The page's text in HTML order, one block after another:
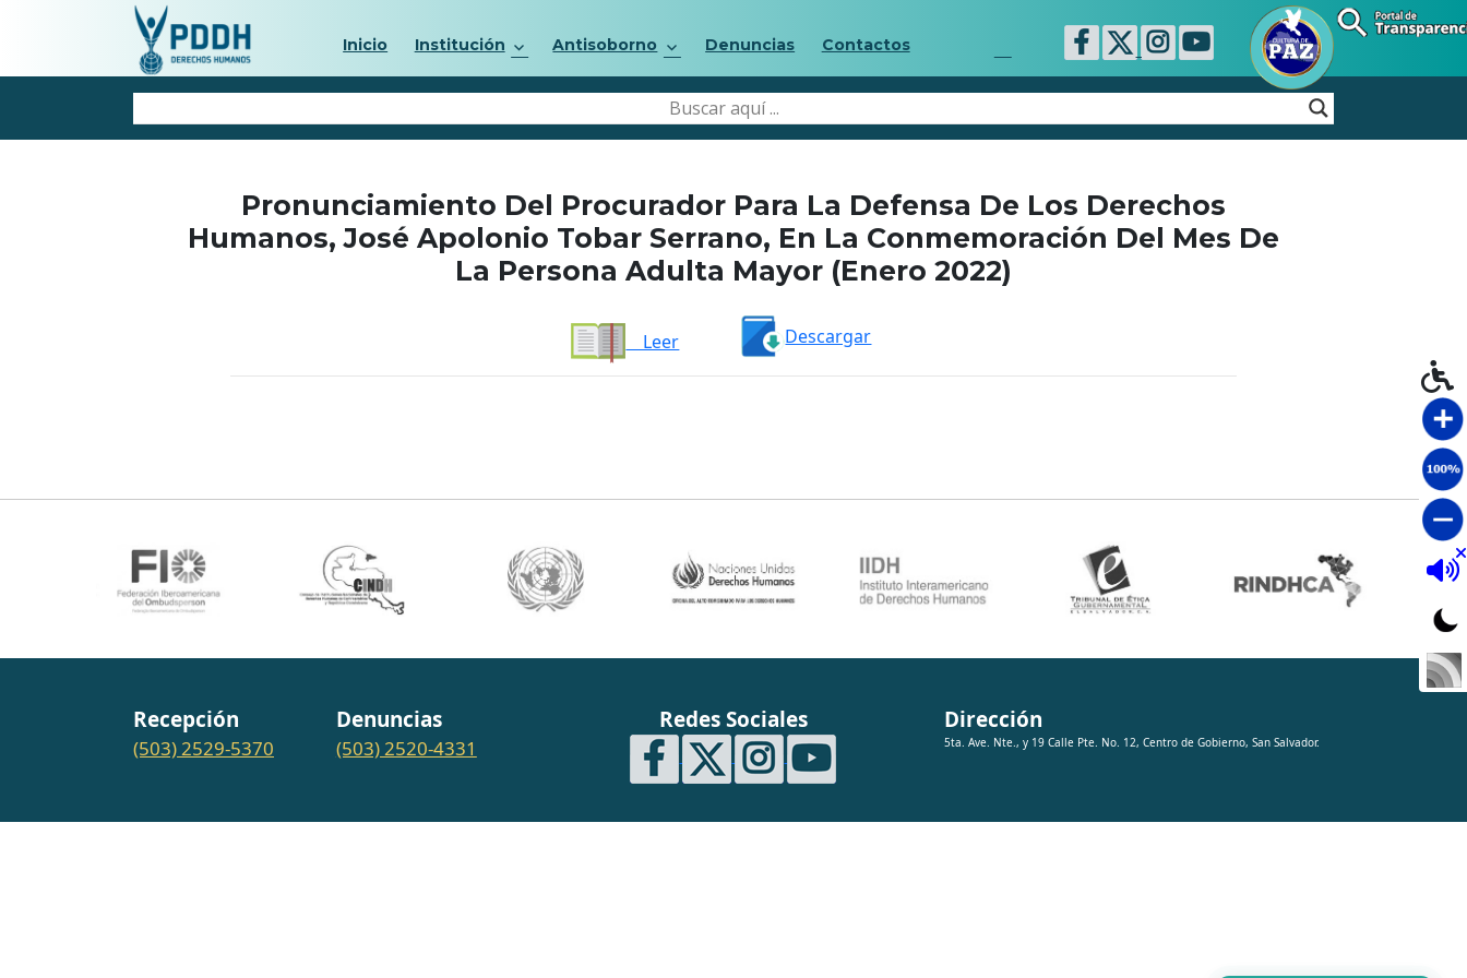
Inicio Institución Antisoborno Denuncias Contactos
Pronunciamiento Del Procurador Para La Defensa De Los Derechos
Humanos, José Apolonio Tobar Serrano, En La Conmemoración Del Mes De
La Persona Adulta Mayor (enero 2022)
Leer Descargar
Recepción
(503) 2529-5370
Denuncias
(503) 2520-4331
Redes Sociales Dirección
5ta. Ave. Nte., y 19 Calle Pte. No. 12, Centro de Gobierno, San Salvador.